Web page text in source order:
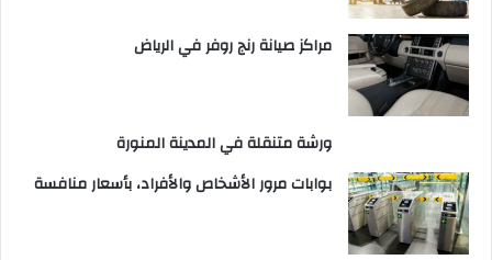
مراكز صيانة رنج روفر في الرياض
ورشة متنقلة في المدينة المنورة
بوابات مرور الأشخاص والأفراد، بأسعار منافسة